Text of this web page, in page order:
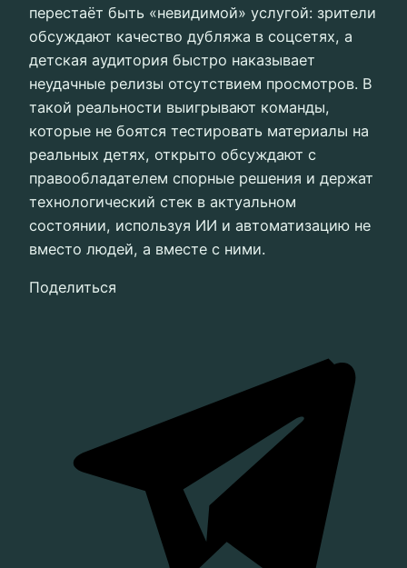
перестаёт быть «невидимой» услугой: зрители
обсуждают качество дубляжа в соцсетях, а
детская аудитория быстро наказывает
неудачные релизы отсутствием просмотров. В
такой реальности выигрывают команды,
которые не боятся тестировать материалы на
реальных детях, открыто обсуждают с
правообладателем спорные решения и держат
технологический стек в актуальном
состоянии, используя ИИ и автоматизацию не
вместо людей, а вместе с ними.
Поделиться